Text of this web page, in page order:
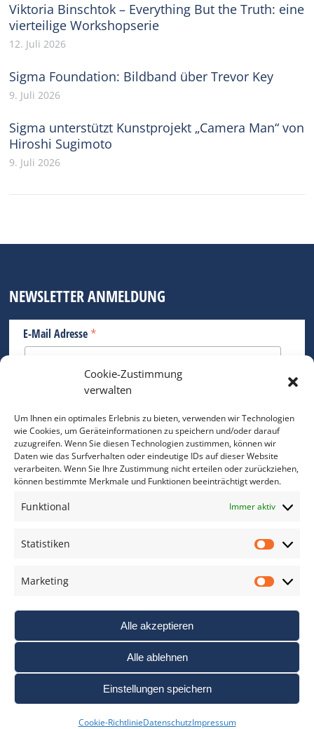
Cookie-Zustimmung
verwalten
Um Ihnen ein optimales Erlebnis zu bieten, verwenden wir Technologien
wie Cookies, um Geräteinformationen zu speichern und/oder darauf
zuzugreifen. Wenn Sie diesen Technologien zustimmen, können wir
Daten wie das Surfverhalten oder eindeutige IDs auf dieser Website
verarbeiten. Wenn Sie Ihre Zustimmung nicht erteilen oder zurückziehen,
können bestimmte Merkmale und Funktionen beeinträchtigt werden.
Funktional Immer aktiv
Statistiken
Marketing
Alle akzeptieren
Alle ablehnen
Einstellungen speichern
Cookie-RichtlinieDatenschutzImpressum
Viktoria Binschtok – Everything But the Truth: eine
vierteilige Workshopserie
12. Juli 2026
Sigma Foundation: Bildband über Trevor Key
9. Juli 2026
Sigma unterstützt Kunstprojekt „Camera Man“ von
Hiroshi Sugimoto
9. Juli 2026
NEWSLETTER ANMELDUNG
E-Mail Adresse *
Bitte geben Sie Ihre E-Mail Adresse ein.
*